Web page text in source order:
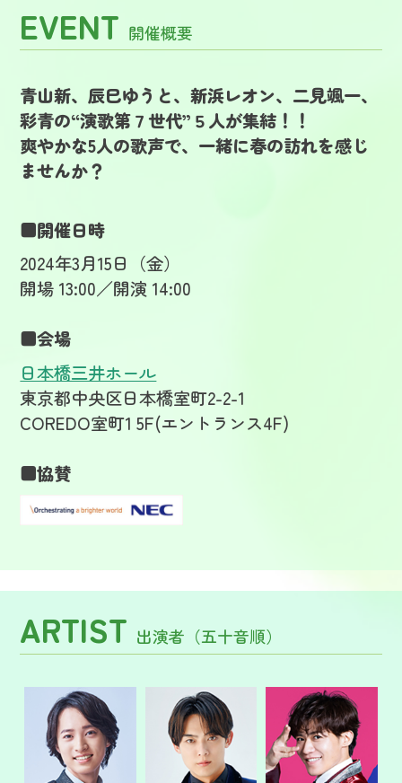
EVENT 開催概要
青山新、辰巳ゆうと、新浜レオン、二見颯一、
彩青の“演歌第７世代”５人が集結！！
爽やかな5人の歌声で、一緒に春の訪れを感じ
ませんか？
■開催日時
2024年3月15日（金）
開場 13:00／開演 14:00
■会場
日本橋三井ホール
東京都中央区日本橋室町2-2-1
COREDO室町1 5F(エントランス4F)
■協賛
ARTIST 出演者（五十音順）